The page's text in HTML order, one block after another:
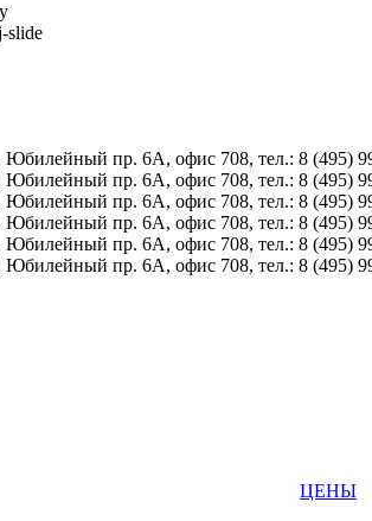
пр. 6A, офис 708, тел.: 8 (495)
пр. 6A, офис 708, тел.: 8 (495)
пр. 6A, офис 708, тел.: 8 (495)
пр. 6A, офис 708, тел.: 8 (495)
пр. 6A, офис 708, тел.: 8 (495)
пр. 6A, офис 708, тел.: 8 (495)
ЦЕНЫ